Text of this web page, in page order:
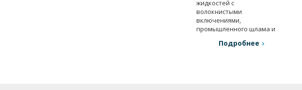
жидкостей с
волокнистыми
включениями,
промышленного шлама и
Подробнее